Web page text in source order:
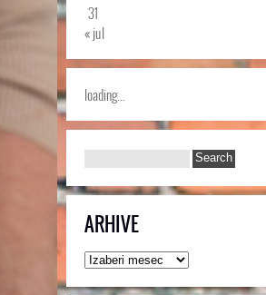
31
« jul
loading...
ARHIVE
Arhive